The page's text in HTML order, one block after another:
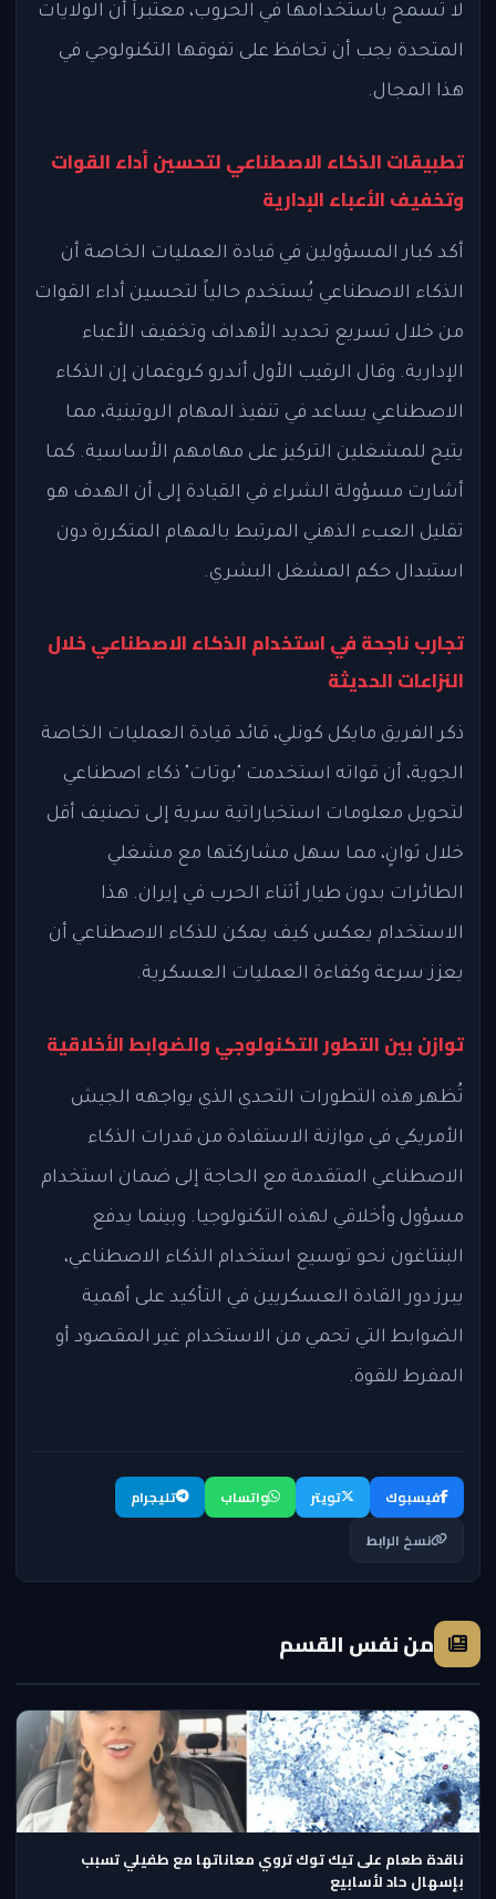
لا تسمح باستخدامها في الحروب، معتبراً أن الولايات
المتحدة يجب أن تحافظ على تفوقها التكنولوجي في
هذا المجال.
تطبيقات الذكاء الاصطناعي لتحسين أداء القوات
وتخفيف الأعباء الإدارية
أكد كبار المسؤولين في قيادة العمليات الخاصة أن
الذكاء الاصطناعي يُستخدم حالياً لتحسين أداء القوات
من خلال تسريع تحديد الأهداف وتخفيف الأعباء
الإدارية. وقال الرقيب الأول أندرو كروغمان إن الذكاء
الاصطناعي يساعد في تنفيذ المهام الروتينية، مما
يتيح للمشغلين التركيز على مهامهم الأساسية. كما
أشارت مسؤولة الشراء في القيادة إلى أن الهدف هو
تقليل العبء الذهني المرتبط بالمهام المتكررة دون
استبدال حكم المشغل البشري.
تجارب ناجحة في استخدام الذكاء الاصطناعي خلال
النزاعات الحديثة
ذكر الفريق مايكل كونلي، قائد قيادة العمليات الخاصة
الجوية، أن قواته استخدمت "بوتات" ذكاء اصطناعي
لتحويل معلومات استخباراتية سرية إلى تصنيف أقل
خلال ثوانٍ، مما سهل مشاركتها مع مشغلي
الطائرات بدون طيار أثناء الحرب في إيران. هذا
الاستخدام يعكس كيف يمكن للذكاء الاصطناعي أن
يعزز سرعة وكفاءة العمليات العسكرية.
توازن بين التطور التكنولوجي والضوابط الأخلاقية
تُظهر هذه التطورات التحدي الذي يواجهه الجيش
الأمريكي في موازنة الاستفادة من قدرات الذكاء
الاصطناعي المتقدمة مع الحاجة إلى ضمان استخدام
مسؤول وأخلاقي لهذه التكنولوجيا. وبينما يدفع
البنتاغون نحو توسيع استخدام الذكاء الاصطناعي،
يبرز دور القادة العسكريين في التأكيد على أهمية
الضوابط التي تحمي من الاستخدام غير المقصود أو
المفرط للقوة.
فيسبوك تويتر واتساب
تليجرام
نسخ الرابط
من نفس القسم
ناقدة طعام على تيك توك تروي معاناتها مع طفيلي تسبب
بإسهال حاد لأسابيع